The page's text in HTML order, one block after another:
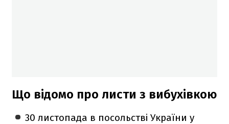
Що відомо про листи з вибухівкою
30 листопада в посольстві України у